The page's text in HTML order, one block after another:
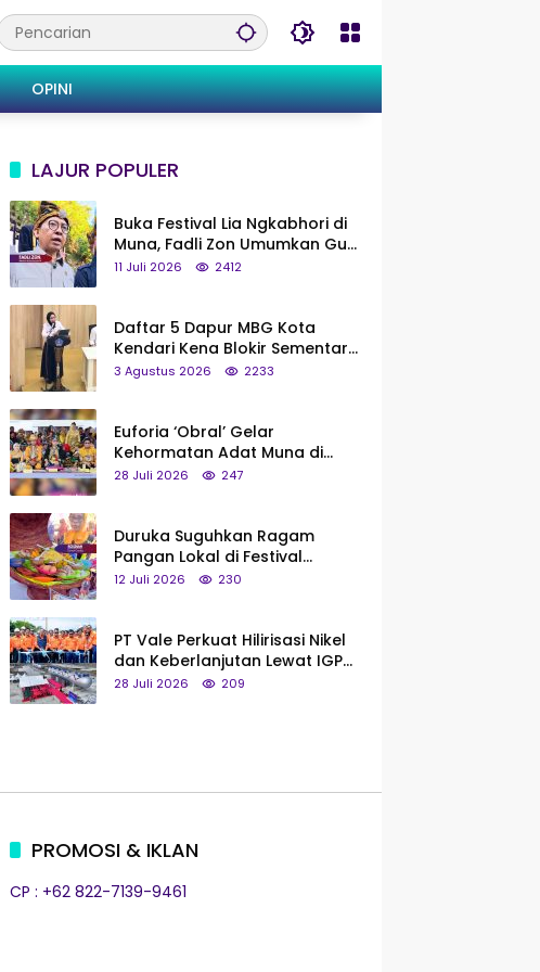
OPINI
LAJUR POPULER
Buka Festival Lia Ngkabhori di
Muna, Fadli Zon Umumkan Gua
Metanduno Segera Naik Status
11 Juli 2026 2412
Daftar 5 Dapur MBG Kota
Kendari Kena Blokir Sementara
dari Pusat
3 Agustus 2026 2233
Euforia ‘Obral’ Gelar
Kehormatan Adat Muna di
Silaturahmi KKMM, Ridwan Bae:
28 Juli 2026 247
Duruka Suguhkan Ragam
Pangan Lokal di Festival
Liangkobhori, Dari Umbi Rebus
12 Juli 2026 230
PT Vale Perkuat Hilirisasi Nikel
dan Keberlanjutan Lewat IGP
Morowali
28 Juli 2026 209
PROMOSI & IKLAN
CP : +62 822-7139-9461